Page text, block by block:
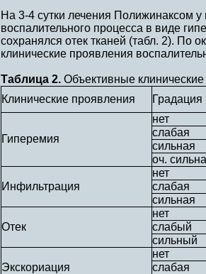
На 3-4 сутки лечения Полижинаксом
воспалительного процесса в виде
сохранялся отек тканей (табл. 2). По
клинические проявления
Таблица 2. Объективные
Клинические проявления
Градация
Гиперемия
нет
слабая
сильная
оч.
Инфильтрация
нет
слабая
сильная
Отек
нет
слабый
сильный
Экскориация
нет
слабая